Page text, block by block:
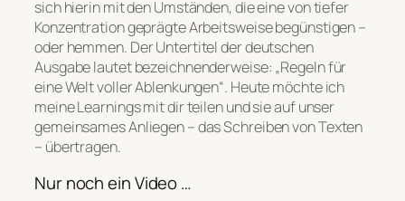
sich hierin mit den Umständen, die eine von tiefer
Konzentration geprägte Arbeitsweise begünstigen –
oder hemmen. Der Untertitel der deutschen
Ausgabe lautet bezeichnenderweise: „Regeln für
eine Welt voller Ablenkungen“. Heute möchte ich
meine Learnings mit dir teilen und sie auf unser
gemeinsames Anliegen – das Schreiben von Texten
– übertragen.
Nur noch ein Video …